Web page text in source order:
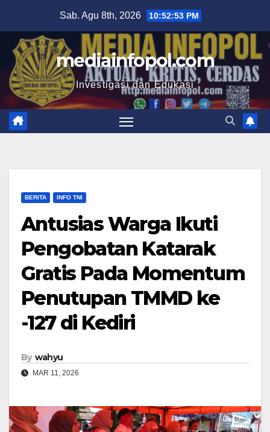
content
Sab. Agu 8th, 2026 10:52:54 PM
mediainfopol.com
Investigasi dan Edukasi
BERITA INFO TNI
Antusias Warga Ikuti
Pengobatan Katarak
Gratis Pada Momentum
Penutupan TMMD ke
-127 di Kediri
By wahyu
MAR 11, 2026